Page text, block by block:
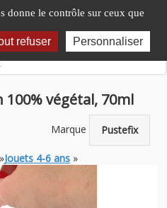
donne le contrôle sur ceux que
refuser Personnaliser
100% végétal, 70ml
Marque Pustefix
»Jouets 4-6 ans »